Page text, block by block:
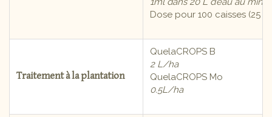
Dose pour 100 caisses (25
Traitement à la plantation
QuelaCROPS B
2 L/ha
QuelaCROPS Mo
0.5L/ha